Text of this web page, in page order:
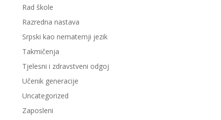
Rad škole
Razredna nastava
Srpski kao nematernji jezik
Takmičenja
Tjelesni i zdravstveni odgoj
Učenik generacije
Uncategorized
Zaposleni